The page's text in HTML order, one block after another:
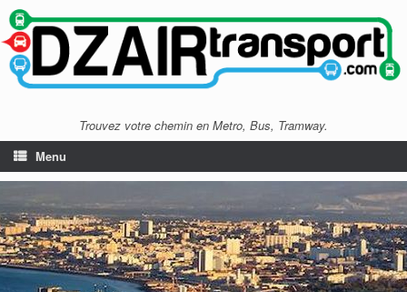
Trouvez votre chemin en Metro, Bus, Tramway.
Menu